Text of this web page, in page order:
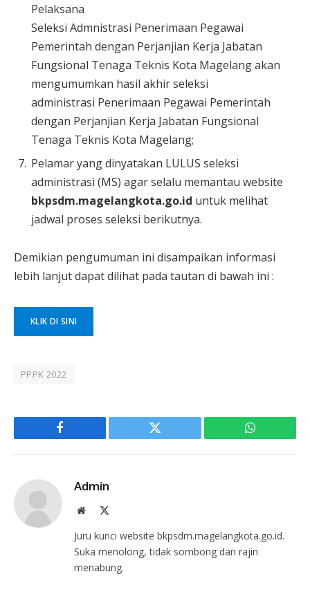
Pelaksana
Seleksi Admnistrasi Penerimaan Pegawai
Pemerintah dengan Perjanjian Kerja Jabatan
Fungsional Tenaga Teknis Kota Magelang akan
mengumumkan hasil akhir seleksi
administrasi Penerimaan Pegawai Pemerintah
dengan Perjanjian Kerja Jabatan Fungsional
Tenaga Teknis Kota Magelang;
Pelamar yang dinyatakan LULUS seleksi
administrasi (MS) agar selalu memantau website
bkpsdm.magelangkota.go.id untuk melihat
jadwal proses seleksi berikutnya.
Demikian pengumuman ini disampaikan informasi
lebih lanjut dapat dilihat pada tautan di bawah ini :
KLIK DI SINI
PPPK 2022
Facebook Twitter WhatsApp
Admin
Website
Juru kunci website bkpsdm.magelangkota.go.id.
Suka menolong, tidak sombong dan rajin
menabung.